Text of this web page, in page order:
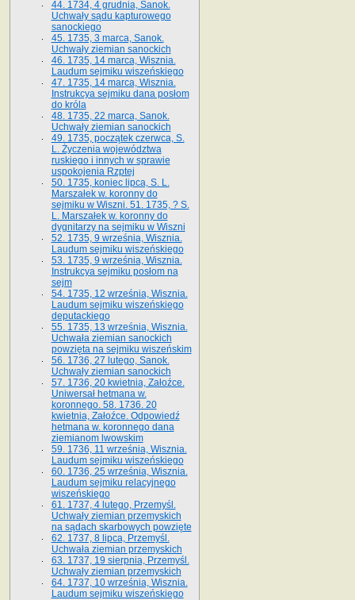
44. 1734, 4 grudnia, Sanok.
Uchwały sądu kapturowego
sanockiego
45. 1735, 3 marca, Sanok.
Uchwały ziemian sanockich
46. 1735, 14 marca, Wisznia.
Laudum sejmiku wiszeńskiego
47. 1735, 14 marca, Wisznia.
Instrukcya sejmiku dana posłom
do króla
48. 1735, 22 marca, Sanok.
Uchwały ziemian sanockich
49. 1735, początek czerwca, S.
L. Życzenia województwa
ruskiego i innych w sprawie
uspokojenia Rzptej
50. 1735, koniec lipca, S. L.
Marszałek w. koronny do
sejmiku w Wiszni. 51. 1735, ? S.
L. Marszałek w. koronny do
dygnitarzy na sejmiku w Wiszni
52. 1735, 9 września, Wisznia.
Laudum sejmiku wiszeńskiego
53. 1735, 9 września, Wisznia.
Instrukcya sejmiku posłom na
sejm
54. 1735, 12 września, Wisznia.
Laudum sejmiku wiszeńskiego
deputackiego
55. 1735, 13 września, Wisznia.
Uchwała ziemian sanockich
powzięta na sejmiku wiszeńskim
56. 1736, 27 lutego, Sanok.
Uchwały ziemian sanockich
57. 1736, 20 kwietnia, Załoźce.
Uniwersał hetmana w.
koronnego. 58. 1736. 20
kwietnia, Załoźce. Odpowiedź
hetmana w. koronnego dana
ziemianom lwowskim
59. 1736, 11 września, Wisznia.
Laudum sejmiku wiszeńskiego
60. 1736, 25 września, Wisznia.
Laudum sejmiku relacyjnego
wiszeńskiego
61. 1737, 4 lutego, Przemyśl.
Uchwały ziemian przemyskich
na sądach skarbowych powzięte
62. 1737, 8 lipca, Przemyśl.
Uchwała ziemian przemyskich
63. 1737, 19 sierpnia, Przemyśl.
Uchwały ziemian przemyskich
64. 1737, 10 września, Wisznia.
Laudum sejmiku wiszeńskiego